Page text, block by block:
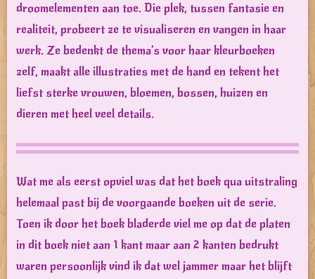
droomelementen aan toe. Die plek, tussen fantasie en
realiteit, probeert ze te visualiseren en vangen in haar
werk. Ze bedenkt de thema’s voor haar kleurboeken
zelf, maakt alle illustraties met de hand en tekent het
liefst sterke vrouwen, bloemen, bossen, huizen en
dieren met heel veel details.
Wat me als eerst opviel was dat het boek qua uitstraling
helemaal past bij de voorgaande boeken uit de serie.
Toen ik door het boek bladerde viel me op dat de platen
in dit boek niet aan 1 kant maar aan 2 kanten bedrukt
waren persoonlijk vind ik dat wel jammer maar het blijft